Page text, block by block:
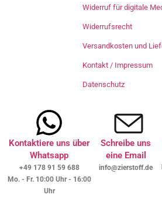
Widerruf für digitale
Widerrufsrecht
Versandkosten und
Kontakt / Impressum
Datenschutz
Kontaktiere uns über
Whatsapp
+49 178 91 59 688
Mo. - Fr. 10:00 Uhr - 16:00
Uhr
Schreibe uns
eine Email
info@zierstoff.de